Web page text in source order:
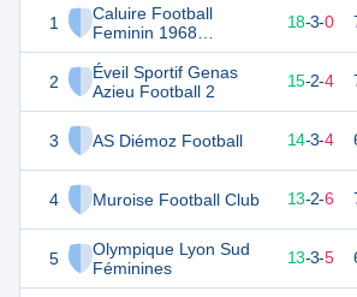
1
Caluire Football
Feminin 1968
Féminines
2
Éveil Sportif Genas
Azieu Football 2
3 AS Diémoz Football
4 Muroise Football Club
5
Olympique Lyon Sud
Féminines
57 18-3-0
48 15-2-4
46 14-3-4
42 21 13-2-6
42 13-3-5